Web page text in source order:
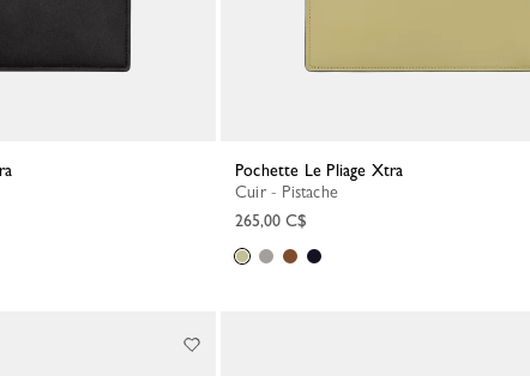
Pochette Le Pliage Xtra
Cuir - Pistache
265,00 C$